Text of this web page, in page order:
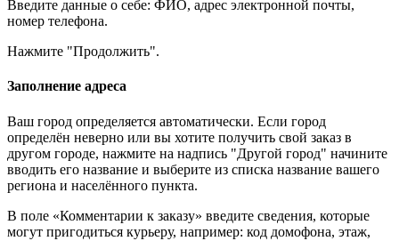
Введите данные о себе: ФИО, адрес электронной почты,
номер телефона.
Нажмите "Продолжить".
Заполнение адреса
Ваш город определяется автоматически. Если город
определён неверно или вы хотите получить свой заказ в
другом городе, нажмите на надпись "Другой город" начините
вводить его название и выберите из списка название вашего
региона и населённого пункта.
В поле «Комментарии к заказу» введите сведения, которые
могут пригодиться курьеру, например: код домофона, этаж,